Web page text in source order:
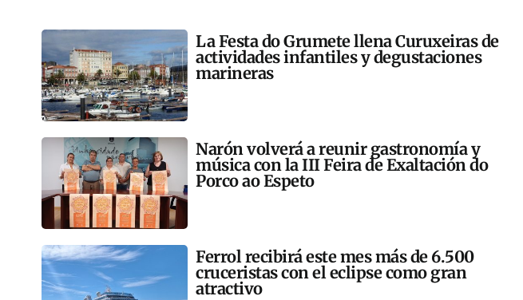
La Festa do Grumete llena Curuxeiras de
actividades infantiles y degustaciones
marineras
Narón volverá a reunir gastronomía y
música con la III Feira de Exaltación do
Porco ao Espeto
Ferrol recibirá este mes más de 6.500
cruceristas con el eclipse como gran
atractivo